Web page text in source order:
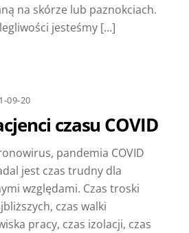
na skórze lub paznokciach.
jesteśmy […]
09-20
czasu COVID
pandemia COVID
jest czas trudny dla
względami. Czas troski
czas walki
pracy, czas izolacji, czas